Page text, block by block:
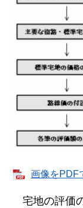
画像をPDF
宅地の評価